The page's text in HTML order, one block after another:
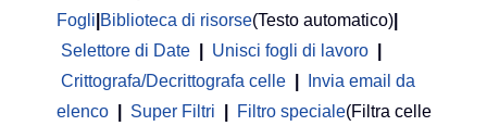
Fogli Biblioteca di risorse(Testo automatico)
Selettore di Date
Unisci fogli di lavoro
Crittografa/Decrittografa celle
Invia email da
elenco
Super Filtri Filtro speciale(Filtra celle